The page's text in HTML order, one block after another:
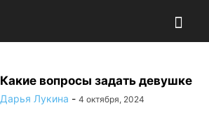
Какие вопросы задать девушке
Дарья Лукина - 4 октября, 2024